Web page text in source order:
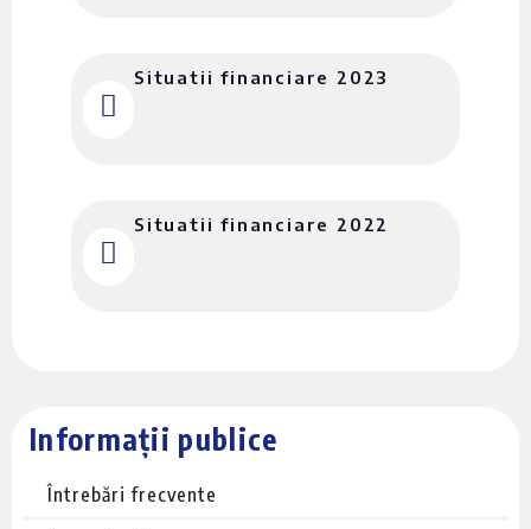
Informații publice
Întrebări frecvente
Situatii financiare 2023
Situatii financiare 2022